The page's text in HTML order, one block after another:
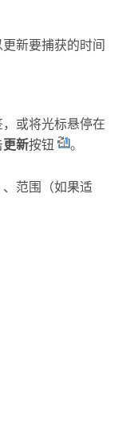
新要捕获的时间
或将光标悬停在
更新按钮 。
范围（如果适